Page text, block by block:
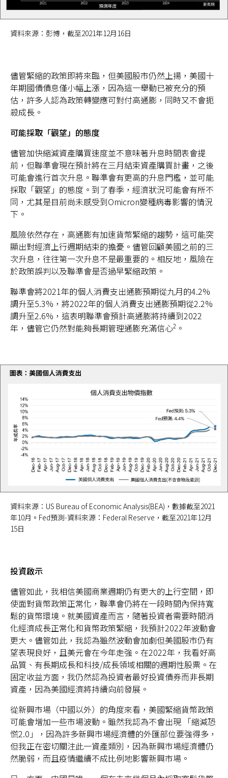
資料來源：彭博，截至2021年12月16日
儘管緊縮的政策即將來臨，但美國股市仍然上揚，美國十
年期國債債息僅小幅上漲，因為這一舉動已被充分的預
估，許多人認為政策轉變應可對付高通膨，同時又不會扼
殺成長。
可能採取「觀望」的態度
儘管加快縮減資產購買速度並不意味著升息時間表會提
前，但聯準會現在預計將在三月結束資產購買計畫，之後
可能會進行首次升息。聯準會有更高的升息門檻，並可能
採取「觀望」的態度。到了春季，經濟狀況可能會有所不
同，尤其是目前尚未感受到Omicron變種病毒影響的情況
下。
風險依然存在，高通膨有加速貨幣緊縮的趨勢，這可能突
顯出對經濟上行週期結束的擔憂。儘管回顧美國之前的三
次升息，往往第一次升息不是最重要的。相反地，風險在
於政策誤判以及聯準會是否過早緊縮政策。
聯準會將2021年的個人消費支出通膨預期從九月的4.2%
調升至5.3%，將2022年的個人消費支出通膨預期從2.2%
調升至2.6%，這表明聯準會預計高通膨將持續到2022
年，儘管它仍然對能夠長期管理通膨充滿信心2 。
資料來源：US Bureau of Economic Analysis(BEA)，數據截至2021
年10月。Fed預測-資料來源：Federal Reserve，截至2021年12月
15日
投資啟示
儘管如此，我相信美國商業週期仍有更大的上行空間，即
使面對貨幣政策正常化，聯準會仍將在一段時間內保持寬
鬆的貨幣環境。就美國資產而言，隨著投資者需要時間消
化經濟成長正常化和貨幣政策緊縮，我預計2022年波動會
更大。儘管如此，我認為雖然波動會加劇但美國股市仍有
望表現良好，且美元會在今年走強。在2022年，我看好高
品質、有長期成長和科技/成長領域相關的週期性股票。在
固定收益方面，我仍然認為投資者最好投資債券而非長期
資產，因為美國經濟將持續向前發展。
從新興市場（中國以外）的角度來看，美國緊縮貨幣政策
可能會增加一些市場波動。雖然我認為不會出現 「縮減恐
慌2.0」，因為許多新興市場經濟體的外匯部位要強得多，
但我正在密切關注此一資產類別，因為新興市場經濟體仍
然脆弱，而且疫情繼續不成比例地影響新興市場。